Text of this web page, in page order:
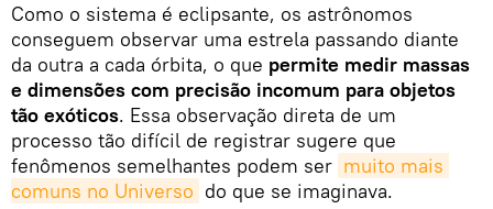
Como o sistema é eclipsante, os astrônomos
conseguem observar uma estrela passando diante
da outra a cada órbita, o que permite medir massas
e dimensões com precisão incomum para objetos
tão exóticos. Essa observação direta de um
processo tão difícil de registrar sugere que
fenômenos semelhantes podem ser muito mais
comuns no Universo do que se imaginava.